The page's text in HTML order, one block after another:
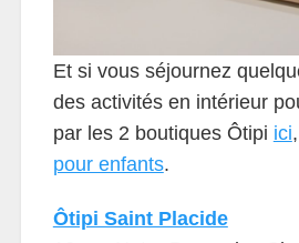
Et si vous séjournez
des activités en intérieur
par les 2 boutiques Ôtipi ici
pour enfants.
Ôtipi Saint Placide